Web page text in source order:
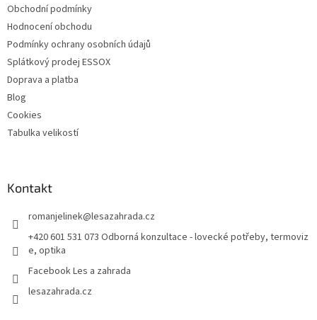
Obchodní podmínky
Hodnocení obchodu
Podmínky ochrany osobních údajů
Splátkový prodej ESSOX
Doprava a platba
Blog
Cookies
Tabulka velikostí
Kontakt
romanjelinek@lesazahrada.cz
+420 601 531 073 Odborná konzultace - lovecké potřeby, termoviz
e, optika
Facebook Les a zahrada
lesazahrada.cz